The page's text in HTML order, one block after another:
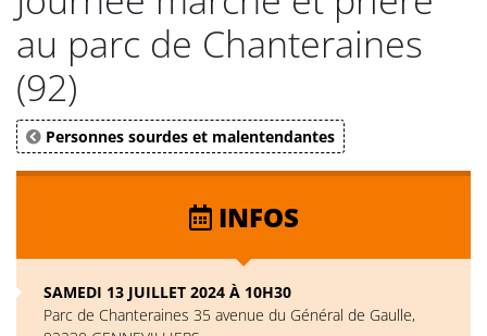
au parc de Chanteraines
(92)
Personnes sourdes et malentendantes
INFOS
SAMEDI 13 JUILLET 2024 À 10H30
Parc de Chanteraines 35 avenue du Général de Gaulle,